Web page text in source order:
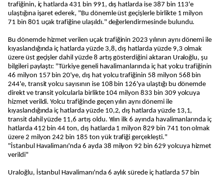
trafiğinin, iç hatlarda 431 bin 991, dış hatlarda ise 387 bin 113'e
ulaştığına işaret ederek, "Bu dönemle üst geçişlerle birlikte 1 milyon
71 bin 801 uçak trafiğine ulaşıldı." değerlendirmesinde bulundu.
Bu dönemde hizmet verilen uçak trafiğinin 2023 yılının aynı dönemi ile
kıyaslandığında iç hatlarda yüzde 3,8, dış hatlarda yüzde 9,3 olmak
üzere üst geçişler dahil yüzde 8 artış gösterdiğini aktaran Uraloğlu, şu
bilgileri paylaştı: "Türkiye geneli havalimanlarında iç hat yolcu trafiğinin
46 milyon 157 bin 20'ye, dış hat yolcu trafiğinin 58 milyon 568 bin
244'e, transit yolcu sayısının ise 108 bin 126'ya ulaştığı bu dönemde
direkt ve transit yolcularla birlikte 104 milyon 833 bin 309 yolcuya
hizmet verildi. Yolcu trafiğinde geçen yılın aynı dönemi ile
kıyaslandığında iç hatlarda yüzde 10,2, dış hatlarda yüzde 13,1,
transit dahil yüzde 11,6 artış oldu. Yılın ilk 6 ayında havalimanlarında iç
hatlarda 412 bin 44 ton, dış hatlarda 1 milyon 829 bin 741 ton olmak
üzere 2 milyon 242 bin 185 ton yük trafiği gerçekleşti."
"İstanbul Havalimanı'nda 6 ayda 38 milyon 92 bin 629 yolcuya hizmet
verildi"
Uraloğlu, İstanbul Havalimanı'nda 6 aylık sürede iç hatlarda 57 bin